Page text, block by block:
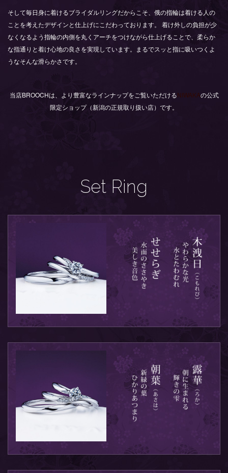
そして毎日身に着けるブライダルリングだからこそ、俄の指輪は着ける人の
ことを考えたデザインと仕上げにこだわっております。 着け外しの負担が少
なくなるよう指輪の内側を丸くアーチをつけながら仕上げることで、柔らか
な指通りと着け心地の良さを実現しています。まるでスッと指に吸いつくよ
うなそんな滑らかさです。
当店BROOCHは、より豊富なラインナップをご覧いただけるNIWAKAの公式
限定ショップ（新潟の正規取り扱い店）です。
Set Ring